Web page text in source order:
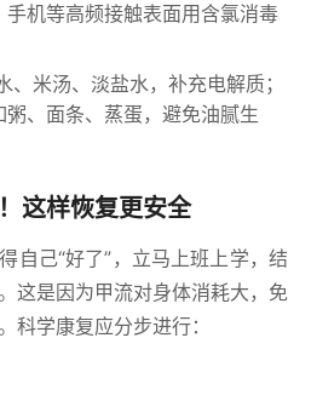
机等高频接触表面用含氯消毒
、米汤、淡盐水，补充电解质；
、面条、蒸蛋，避免油腻生
这样恢复更安全
自己“好了”，立马上班上学，结
这是因为甲流对身体消耗大，免
科学康复应分步进行：